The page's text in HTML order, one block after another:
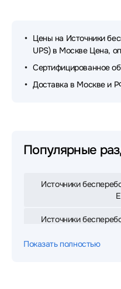
Цены на Источники
UPS) в Москве Цена,
Сертифицированное
Доставка в Москве и
Популярные
Источники
Источники
Показать полностью